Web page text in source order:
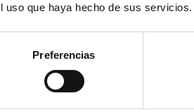
uso que haya hecho de sus servicios.
Preferencias